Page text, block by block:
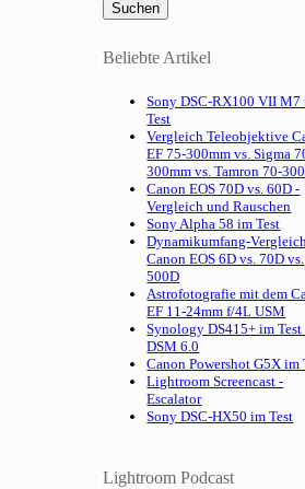
Beliebte Artikel
Sony DSC-RX100 VII M7
Test
Vergleich Teleobjektive
EF 75-300mm vs. Sigma
300mm vs. Tamron 70-
Canon EOS 70D vs. 60D -
Vergleich und Rauschen
Sony Alpha 58 im Test
Dynamikumfang-
Canon EOS 6D vs. 70D vs.
500D
Astrofotografie mit dem
EF 11-24mm f/4L USM
Synology DS415+ im Test
DSM 6.0
Canon Powershot G5X im
Lightroom Screencast -
Escalator
Sony DSC-HX50 im Test
Lightroom Podcast